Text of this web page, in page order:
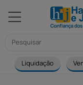
Liquidação